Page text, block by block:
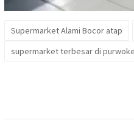
Supermarket Alami Bocor atap
supermarket terbesar di